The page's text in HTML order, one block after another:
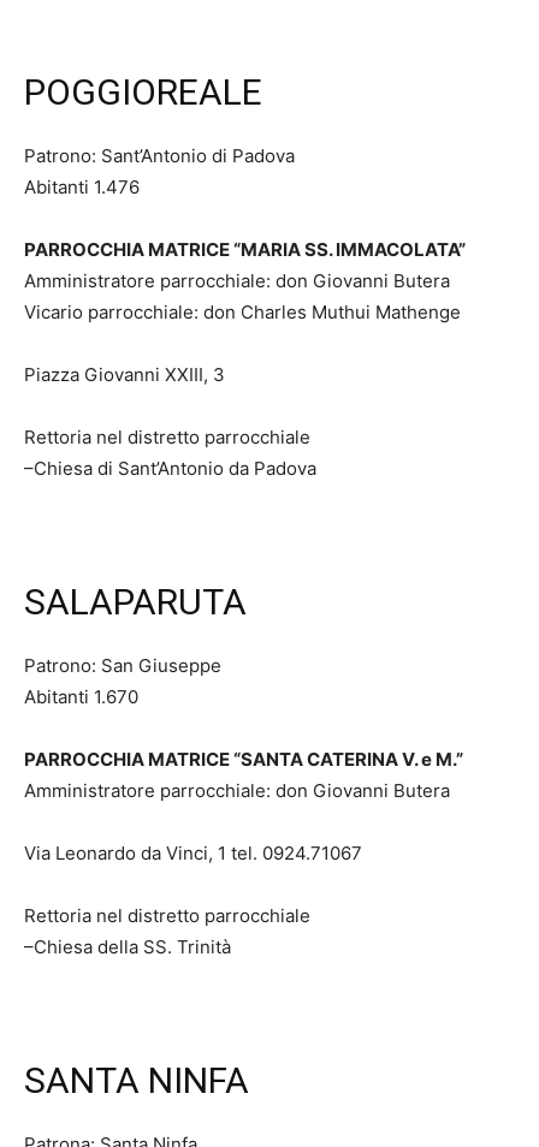
POGGIOREALE
Patrono: Sant’Antonio di Padova
Abitanti 1.476
PARROCCHIA MATRICE “MARIA SS. IMMACOLATA”
Amministratore parrocchiale: don Giovanni Butera
Vicario parrocchiale: don Charles Muthui Mathenge
Piazza Giovanni XXIII, 3
Rettoria nel distretto parrocchiale
–Chiesa di Sant’Antonio da Padova
SALAPARUTA
Patrono: San Giuseppe
Abitanti 1.670
PARROCCHIA MATRICE “SANTA CATERINA V. e M.”
Amministratore parrocchiale: don Giovanni Butera
Via Leonardo da Vinci, 1 tel. 0924.71067
Rettoria nel distretto parrocchiale
–Chiesa della SS. Trinità
SANTA NINFA